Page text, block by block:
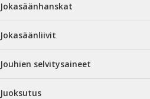
Jokasäänhanskat
Jokasäänliivit
Jouhien selvitysaineet
Juoksutus